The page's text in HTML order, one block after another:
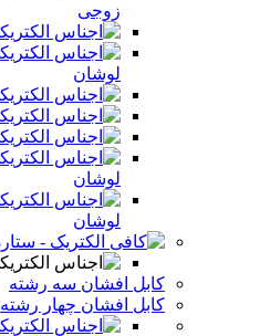
زوجی
لوشان
لوشان
لوشان
کابل افشان سه رشته
کابل افشان چهار رشته